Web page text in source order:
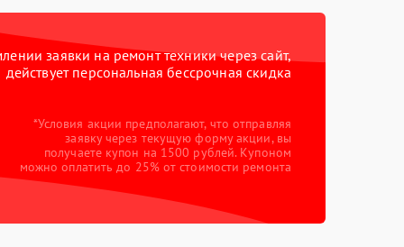
заявки на ремонт техники через сайт,
действует персональная бессрочная скидка
*Условия акции предполагают, что отправляя
заявку через текущую форму акции, вы
получаете купон на 1500 рублей. Купоном
можно оплатить до 25% от стоимости ремонта